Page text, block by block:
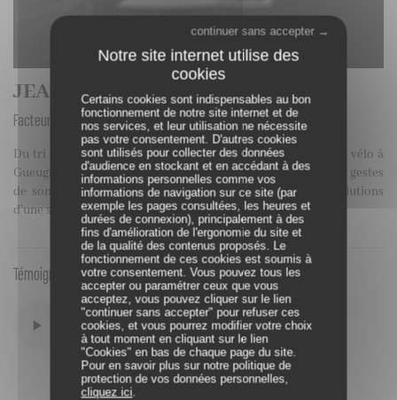
JEAN-JACQUES
Facteur
Du tri manuel dans le Val de Marne fin 1968 aux tournées en vélo à
Gueugnon à la fin des années 2010, Jean-Jacques détaille les gestes
de son quotidien de facteur. Un récit qui parcourt les évolutions
d’une société pendant les 32 années où il a exercé ce métier.
Témoignage audio
Certains cookies sont indispensables au bon
fonctionnement de notre site internet et de
nos services, et leur utilisation ne nécessite
pas votre consentement. D'autres cookies
sont utilisés pour collecter des données
d'audience en stockant et en accédant à des
informations personnelles comme vos
informations de navigation sur ce site (par
exemple les pages consultées, les heures et
durées de connexion), principalement à des
fins d'amélioration de l'ergonomie du site et
de la qualité des contenus proposés. Le
fonctionnement de ces cookies est soumis à
votre consentement. Vous pouvez tous les
accepter ou paramétrer ceux que vous
acceptez, vous pouvez cliquer sur le lien
"continuer sans accepter" pour refuser ces
cookies, et vous pourrez modifier votre choix
à tout moment en cliquant sur le lien
"Cookies" en bas de chaque page du site.
Pour en savoir plus sur notre politique de
protection de vos données personnelles,
cliquez ici.
continuer sans accepter →